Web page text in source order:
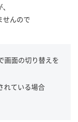
せんので
画面の切り替えを
れている場合